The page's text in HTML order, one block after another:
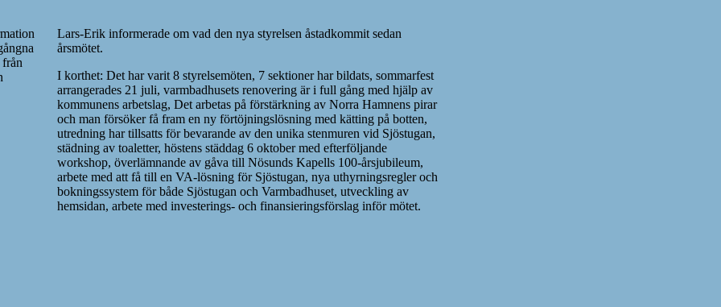
Lars-Erik informerade om vad den nya styrelsen åstadkommit sedan
årsmötet.
I korthet: Det har varit 8 styrelsemöten, 7 sektioner har bildats, sommarfest
arrangerades 21 juli, varmbadhusets renovering är i full gång med hjälp av
kommunens arbetslag, Det arbetas på förstärkning av Norra Hamnens pirar
och man försöker få fram en ny förtöjningslösning med kätting på botten,
utredning har tillsatts för bevarande av den unika stenmuren vid Sjöstugan,
städning av toaletter, höstens städdag 6 oktober med efterföljande
workshop, överlämnande av gåva till Nösunds Kapells 100-årsjubileum,
arbete med att få till en VA-lösning för Sjöstugan, nya uthyrningsregler och
bokningssystem för både Sjöstugan och Varmbadhuset, utveckling av
hemsidan, arbete med investerings- och finansieringsförslag inför mötet.